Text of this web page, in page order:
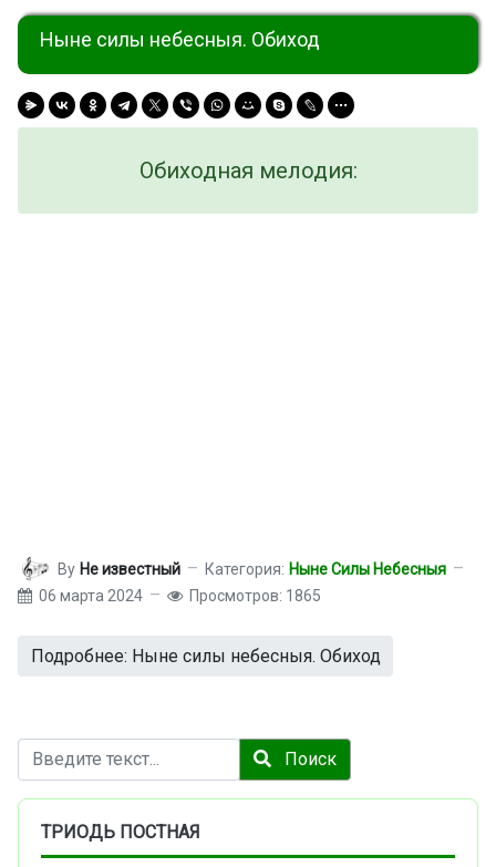
Ныне силы небесныя. Обиход
Обиходная мелодия:
By Не известный Категория: Ныне Силы Небесныя
06 марта 2024
Просмотров: 1865
Подробнее: Ныне силы небесныя. Обиход
Поиск Поиск
ТРИОДЬ ПОСТНАЯ